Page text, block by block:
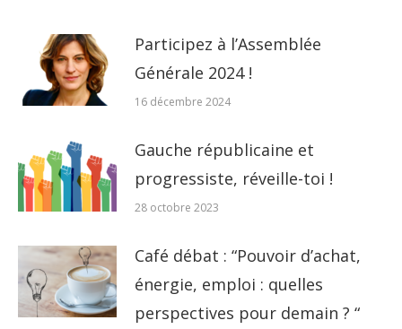
Participez à l’Assemblée
Générale 2024 !
16 décembre 2024
Gauche républicaine et
progressiste, réveille-toi !
28 octobre 2023
Café débat : “Pouvoir d’achat,
énergie, emploi : quelles
perspectives pour demain ? “